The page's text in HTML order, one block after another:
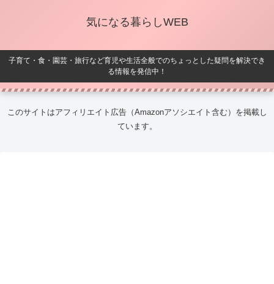
気になる暮らしWEB
子育て・食・園芸・旅行など育児や生活全般でのちょっとした疑問を解決でき
る情報を発信中！
このサイトはアフィリエイト広告（Amazonアソシエイト含む）を掲載し
ています。